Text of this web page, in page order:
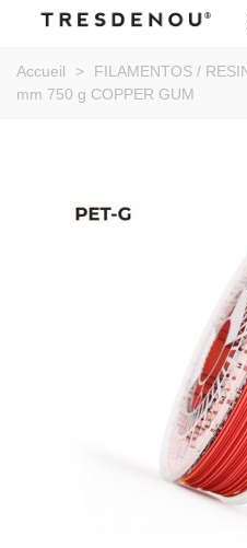
Accueil > FILAMENTOS /
mm 750 g COPPER GUM